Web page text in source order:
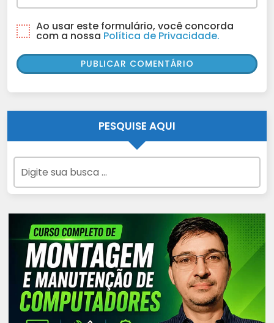
Ao usar este formulário, você concorda
com a nossa Política de Privacidade.
PESQUISE AQUI